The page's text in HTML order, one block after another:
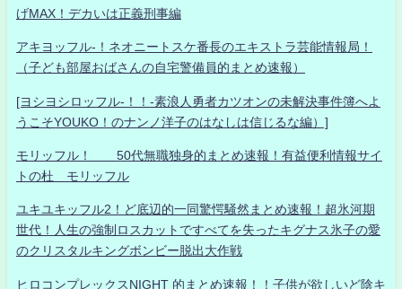
げMAX！デカいは正義刑事編
アキヨッフル-！ネオニートスケ番長のエキストラ芸能情報局！
（子ども部屋おばさんの自宅警備員的まとめ速報）
[ヨシヨシロッフル-！！-素浪人勇者カツオンの未解決事件簿へよ
うこそYOUKO！のナンノ洋子のはなしは信じるな編）]
モリッフル！ 50代無職独身的まとめ速報！有益便利情報サイ
トの杜 モリッフル
ユキユキッフル2！ど底辺的一同驚愕騒然まとめ速報！超氷河期
世代！人生の強制ロスカットですべてを失ったキグナス氷子の愛
のクリスタルキングボンビー脱出大作戦
ヒロコンプレックスNIGHT 的まとめ速報！！子供が欲しいど陰キ